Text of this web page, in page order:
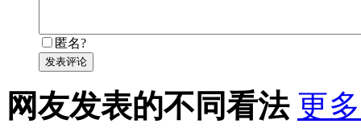
匿名?
发表评论
网友发表的不同看法 更